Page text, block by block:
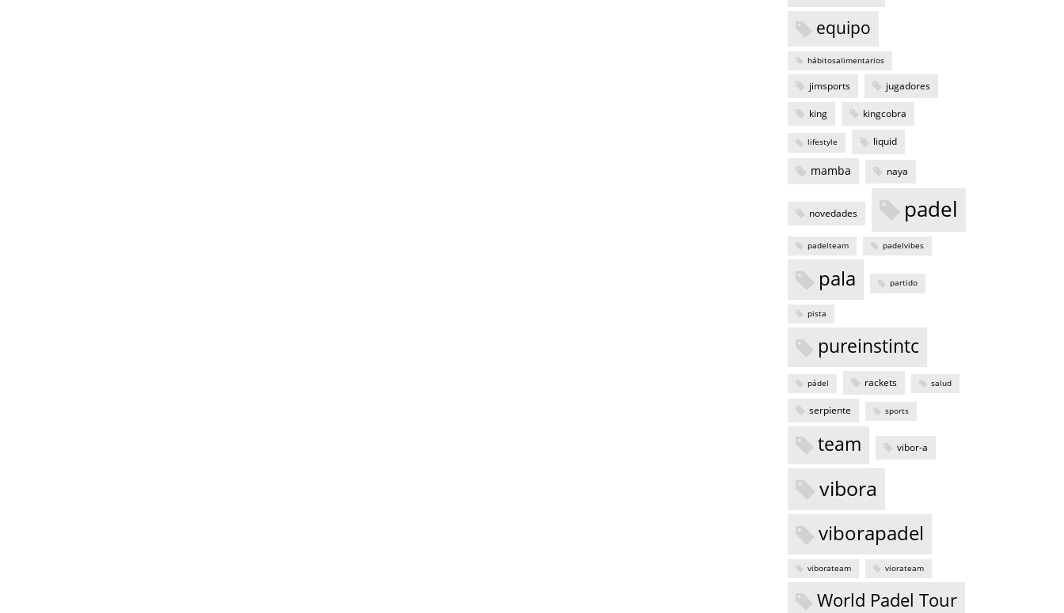
equipo
hábitosalimentarios
jimsports jugadores
king kingcobra
lifestyle liquid
mamba naya
novedades padel
padelteam padelvibes
pala partido
pista
pureinstintc
pádel rackets salud
serpiente sports
team vibor-a
vibora
viborapadel
viborateam viorateam
World Padel Tour